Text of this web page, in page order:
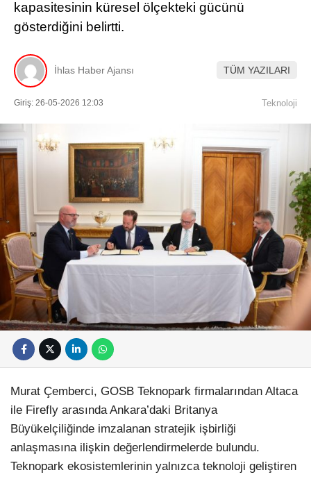
Namaz Vakitleri
Yayınlar
Yorumlarım
Facebook
EĞITIM
KÖŞE YAZILARI
RÖPORTAJ
RESMI İLANLAR
kapasitesinin küresel ölçekteki gücünü
gösterdiğini belirtti.
İhlas Haber Ajansı TÜM YAZILARI
Giriş: 26-05-2026 12:03 Teknoloji
Murat Çemberci, GOSB Teknopark firmalarından Altaca
ile Firefly arasında Ankara’daki Britanya
Büyükelçiliğinde imzalanan stratejik işbirliği
anlaşmasına ilişkin değerlendirmelerde bulundu.
Teknopark ekosistemlerinin yalnızca teknoloji geliştiren